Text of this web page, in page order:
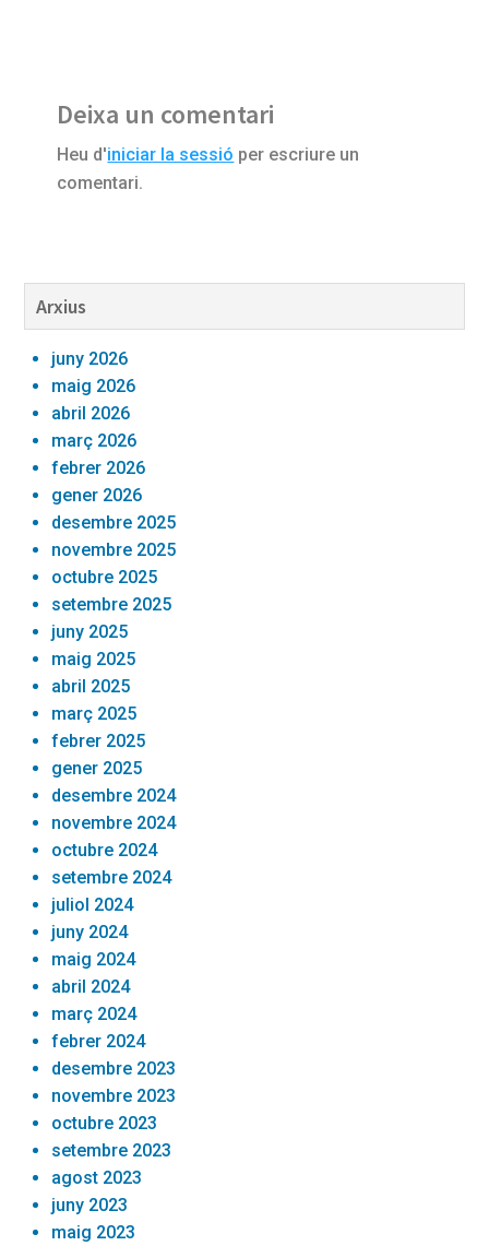
Interactions
Deixa un comentari
Heu d'iniciar la sessió per escriure un
comentari.
Barra
lateral
primària
Arxius
juny 2026
maig 2026
abril 2026
març 2026
febrer 2026
gener 2026
desembre 2025
novembre 2025
octubre 2025
setembre 2025
juny 2025
maig 2025
abril 2025
març 2025
febrer 2025
gener 2025
desembre 2024
novembre 2024
octubre 2024
setembre 2024
juliol 2024
juny 2024
maig 2024
abril 2024
març 2024
febrer 2024
desembre 2023
novembre 2023
octubre 2023
setembre 2023
agost 2023
juny 2023
maig 2023